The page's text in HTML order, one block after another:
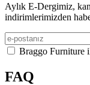
Aylık E-Dergimiz,
indirimlerimizden
Braggo Furniture
FAQ